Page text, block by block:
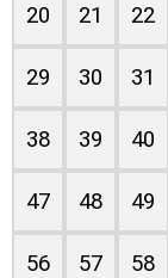
20 21 22
29 30 31
38 39 40
47 48 49
56 57 58